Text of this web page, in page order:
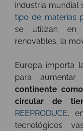
industria mundial
tipo de materias
se utilizan en
renovables, la
Europa importa
para
continente
circular de
REEPRODUCE,
tecnológicos